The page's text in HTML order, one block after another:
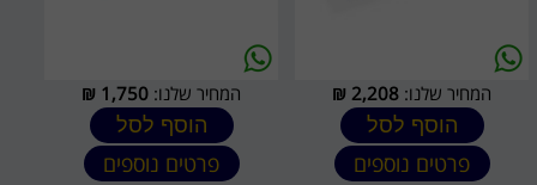
המחיר שלנו: 2,208
₪
הוסף לסל
פרטים נוספים
המחיר שלנו: 1,750
₪
הוסף לסל
פרטים נוספים